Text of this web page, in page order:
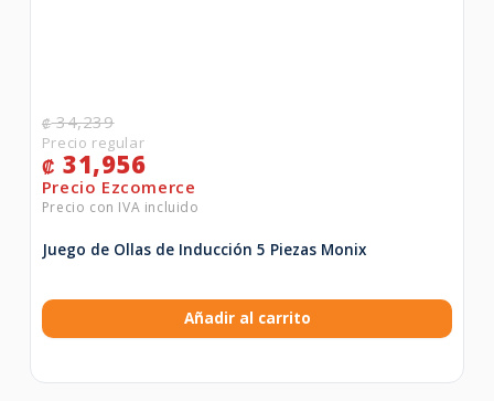
₡34,239
₡ 31,956
Juego de Ollas de Inducción 5 Piezas Monix
Añadir al carrito